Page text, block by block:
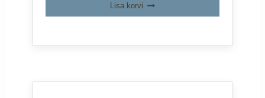
Lisa korvi